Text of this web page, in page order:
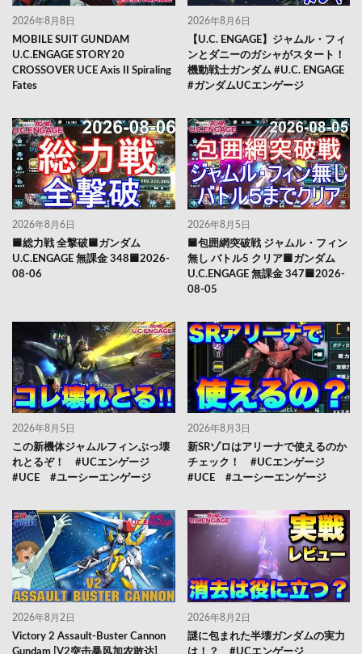
2026年8月8日
MOBILE SUIT GUNDAM
U.C.ENGAGE STORY 20
CROSSOVER UCE Axis II Spiraling
Fates
2026年8月6日
【U.C. ENGAGE】ジャムル・フィ
ンとダニーのガシャがスタート！
機動戦士ガンダム #U.C. ENGAGE
#ガンダムUCエンゲージ
2026年8月6日
🟦総力戦 全撃破🟦ガンダム
U.C.ENGAGE 無課金 348🟦2026-
08-06
2026年8月5日
🟦包囲網突破戦 ジャムル・フィン
無し バトル5 クリア🟦ガンダム
U.C.ENGAGE 無課金 347🟦2026-
08-05
2026年8月5日
この新機体ジャムルフィンぶっ壊
れとるぞ！ #UCエンゲージ
#UCE #ユーシーエンゲージ
2026年8月3日
新SRゾロはアリーナで使えるのか
チェック！ #UCエンゲージ
#UCE #ユーシーエンゲージ
2026年8月2日
Victory 2 Assault-Buster Cannon
Gundam [V2突击暴风加农敢达]
2026年8月2日
謎に包まれた半壊ガンダムの実力
は！？ #UCエンゲージ